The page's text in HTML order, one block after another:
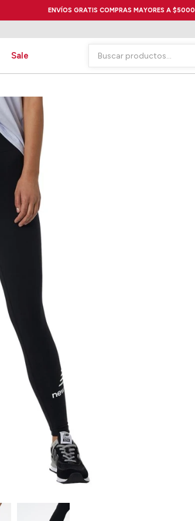
ENVÍOS GRATIS COMPRAS MAYORES A $5000
Sale